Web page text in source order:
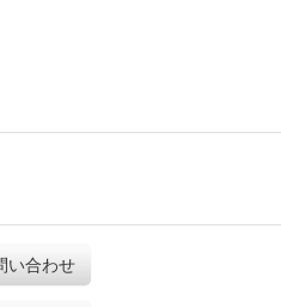
い合わせ